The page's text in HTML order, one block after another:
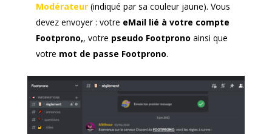
Modérateur (indiqué par sa couleur jaune). Vous
devez envoyer : votre eMail lié à votre compte
Footprono,, votre pseudo Footprono ainsi que
votre mot de passe Footprono.